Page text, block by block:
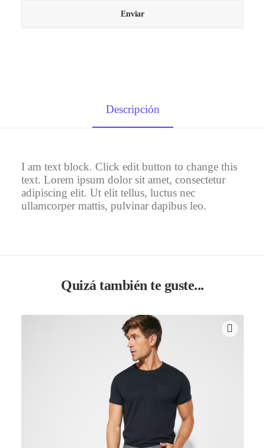
Descripción
I am text block. Click edit button to change this
text. Lorem ipsum dolor sit amet, consectetur
adipiscing elit. Ut elit tellus, luctus nec
ullamcorper mattis, pulvinar dapibus leo.
Quizá también te guste...